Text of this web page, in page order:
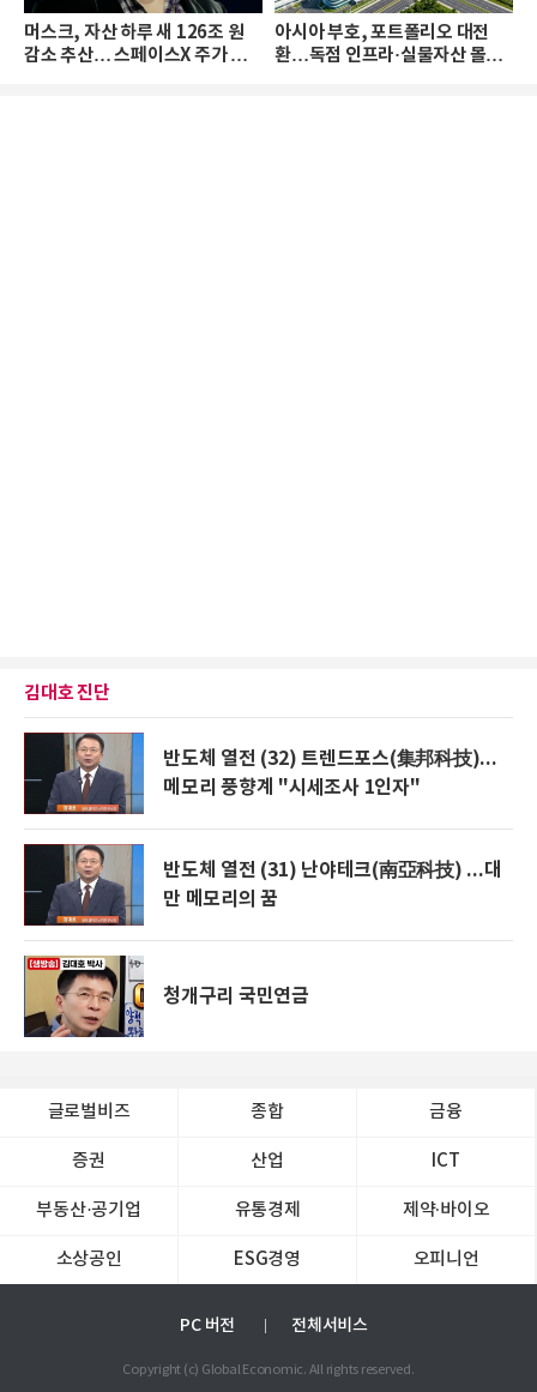
머스크, 자산 하루 새 126조 원
감소 추산… 스페이스X 주가 하
아시아 부호, 포트폴리오 대전
환…독점 인프라·실물자산 몰린
김대호 진단
반도체 열전 (32) 트렌드포스(集邦科技)...
메모리 풍향계 "시세조사 1인자"
반도체 열전 (31) 난야테크(南亞科技) ...대
만 메모리의 꿈
청개구리 국민연금
글로벌비즈 종합 금융
증권 산업 ICT
부동산·공기업 유통경제 제약∙바이오
소상공인 ESG경영 오피니언
PC 버전 전체서비스
Copyright (c) Global Economic. All rights reserved.